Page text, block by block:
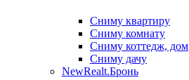
Сниму квартиру
Сниму комнату
Сниму коттедж, дом
Сниму дачу
NewRealt.Бронь